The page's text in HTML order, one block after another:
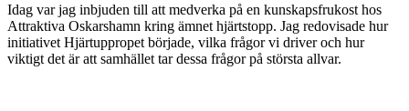
Idag var jag inbjuden till att medverka på en kunskapsfrukost hos
Attraktiva Oskarshamn kring ämnet hjärtstopp. Jag redovisade hur
initiativet Hjärtuppropet började, vilka frågor vi driver och hur
viktigt det är att samhället tar dessa frågor på största allvar.